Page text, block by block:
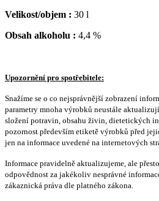
Velikost/objem : 30 l
Obsah alkoholu : 4,4 %
Upozornění pro spotřebitele:
Snažíme se o co nejsprávnější zobrazení
parametry mnoha výrobků neustále
složení potravin, obsahu živin, dietetických
pozornost především etiketě výrobků před
jen na informace uvedené na internetových
Informace pravidelně aktualizujeme, ale
odpovědnost za jakékoliv nesprávné
zákaznická práva dle platného zákona.